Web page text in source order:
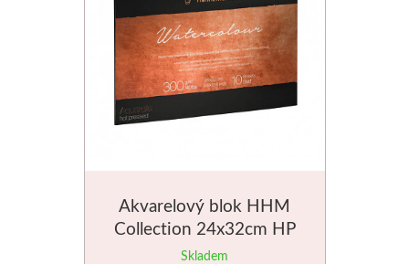
Akvarelový blok HHM
Collection 24x32cm HP
300g
Skladem